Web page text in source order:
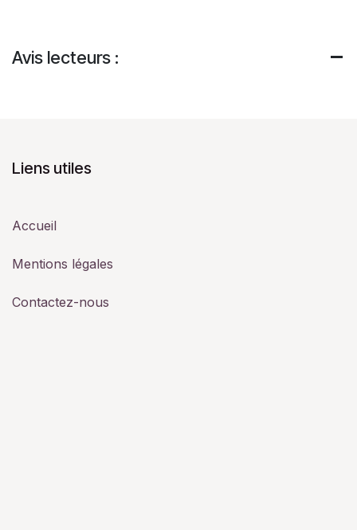
Avis lecteurs :
Liens utiles
Accueil
Mentions légales
Contactez-nous